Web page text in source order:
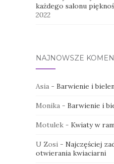
każdego salonu
2022
NAJNOWSZE
Asia- Barwienie i
Monika- Barwienie i
Motulek- Kwiaty w
U Zosi- Najczęściej
otwierania kwiaciarni